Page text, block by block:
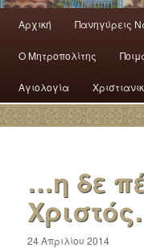
Αρχική Πανηγύρεις
Ο Mητροπολίτης
Αγιολογία
…η δε
24 Απριλίου 2014